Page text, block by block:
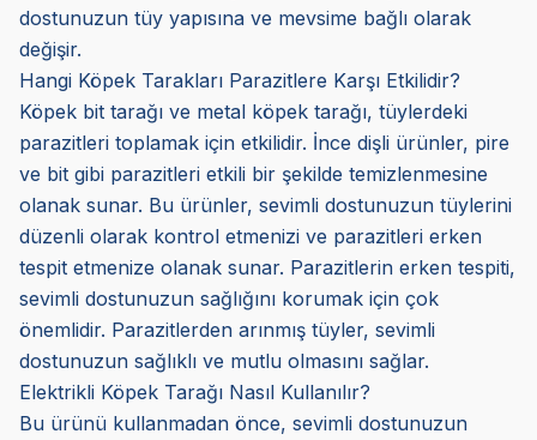
dostunuzun tüy yapısına ve mevsime bağlı olarak
değişir.
Hangi Köpek Tarakları Parazitlere Karşı Etkilidir?
Köpek bit tarağı ve metal köpek tarağı, tüylerdeki
parazitleri toplamak için etkilidir. İnce dişli ürünler, pire
ve bit gibi parazitleri etkili bir şekilde temizlenmesine
olanak sunar. Bu ürünler, sevimli dostunuzun tüylerini
düzenli olarak kontrol etmenizi ve parazitleri erken
tespit etmenize olanak sunar. Parazitlerin erken tespiti,
sevimli dostunuzun sağlığını korumak için çok
önemlidir. Parazitlerden arınmış tüyler, sevimli
dostunuzun sağlıklı ve mutlu olmasını sağlar.
Elektrikli Köpek Tarağı Nasıl Kullanılır?
Bu ürünü kullanmadan önce, sevimli dostunuzun